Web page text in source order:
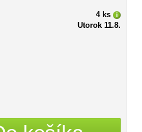
4 ks
Utorok 11.8.